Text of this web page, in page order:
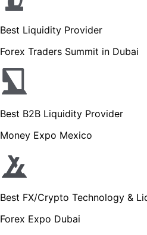
Best Liquidity Provider
Forex Traders Summit in Dubai
Best B2B Liquidity Provider
Money Expo Mexico
Best FX/Crypto Technology &
Forex Expo Dubai